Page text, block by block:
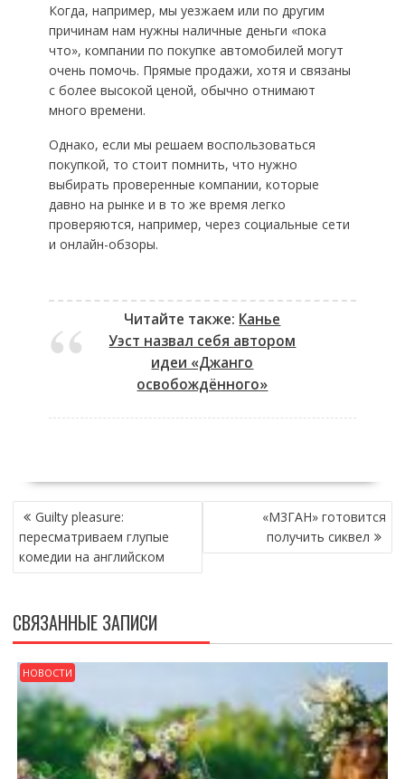
Когда, например, мы уезжаем или по другим
причинам нам нужны наличные деньги «пока
что», компании по покупке автомобилей могут
очень помочь. Прямые продажи, хотя и связаны
с более высокой ценой, обычно отнимают
много времени.
Однако, если мы решаем воспользоваться
покупкой, то стоит помнить, что нужно
выбирать проверенные компании, которые
давно на рынке и в то же время легко
проверяются, например, через социальные сети
и онлайн-обзоры.
Читайте также: Канье
Уэст назвал себя автором
идеи «Джанго
освобождённого»
НАВИГАЦИЯ
ПО
ЗАПИСЯМ
Guilty pleasure:
пересматриваем глупые
комедии на английском
«М3ГАН» готовится
получить сиквел
СВЯЗАННЫЕ ЗАПИСИ
НОВОСТИ